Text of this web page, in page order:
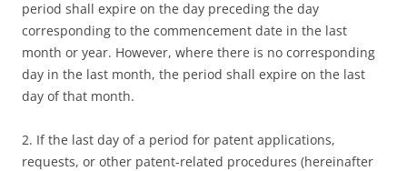
period shall expire on the day preceding the day
corresponding to the commencement date in the last
month or year. However, where there is no corresponding
day in the last month, the period shall expire on the last
day of that month.
2. If the last day of a period for patent applications,
requests, or other patent-related procedures (hereinafter